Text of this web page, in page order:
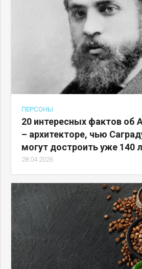
ПЕРСОНЫ
20 интересных фактов об
– архитекторе, чью
могут достроить уже 140
28.04.2026